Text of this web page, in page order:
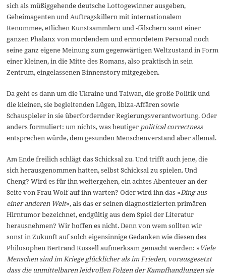
sich als müßiggehende deutsche Lottogewinner ausgeben,
Geheimagenten und Auftragskillern mit internationalem
Renommee, etlichen Kunstsammlern und -fälschern samt einer
ganzen Phalanx von mordendem und ermordetem Personal noch
seine ganz eigene Meinung zum gegenwärtigen Weltzustand in Form
einer kleinen, in die Mitte des Romans, also praktisch in sein
Zentrum, eingelassenen Binnenstory mitgegeben.
Da geht es dann um die Ukraine und Taiwan, die große Politik und
die kleinen, sie begleitenden Lügen, Ibiza-Affären sowie
Schauspieler in sie überfordernder Regierungsverantwortung. Oder
anders formuliert: um nichts, was heutiger political correctness
entsprechen würde, dem gesunden Menschenverstand aber allemal.
Am Ende freilich schlägt das Schicksal zu. Und trifft auch jene, die
sich herausgenommen hatten, selbst Schicksal zu spielen. Und
Cheng? Wird es für ihn weitergehen, ein achtes Abenteuer an der
Seite von Frau Wolf auf ihn warten? Oder wird ihn das »Ding aus
einer anderen Welt«, als das er seinen diagnostizierten primären
Hirntumor bezeichnet, endgültig aus dem Spiel der Literatur
herausnehmen? Wir hoffen es nicht. Denn von wem sollten wir
sonst in Zukunft auf solch eigensinnige Gedanken wie diesen des
Philosophen Bertrand Russell aufmerksam gemacht werden: »Viele
Menschen sind im Kriege glücklicher als im Frieden, vorausgesetzt
dass die unmittelbaren leidvollen Folgen der Kampfhandlungen sie